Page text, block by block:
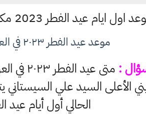
2023 مكتب السيد علي السيستاني 1444
موعد عيد الفطر ٢٠٢٣ في العراق ١٤٤٤ للشيعة
: متى عيد الفطر ٢٠٢٣ في العراق الوقف الشيعي ١٤٤٤ ؟
الحالي أول أيام عيد